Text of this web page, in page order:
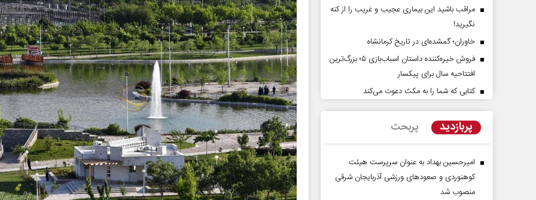
مراقب باشید این بیماری عجیب و غریب را از کنه
نگیرید!
خاوران؛ گمشده‌ای در تاریخ کرمانشاه
فروش خیره‌کننده داستان اسباب‌بازی ۵؛ بزرگ‌ترین
افتتاحیه سال برای پیکسار
کتابی که شما را به مکث دعوت می‌کند
پربازدید پربحث
امیرحسین بهداد به عنوان سرپرست هیئت
کوهنوردی و صعودهای ورزشی آذربایجان شرقی
منصوب شد
حقیقتِ آرامش‌ بخش روز روایتگران حقیقت
دکتر حسین قرایی - مدیر کل روابط عمومی
ادامه جنگ برای آمریکا یعنی
شکست مفتضحانه
دکتر محمد باقر خرمشاد - استاد دانشگاه
رسانه
دکتر مراد عنادی -